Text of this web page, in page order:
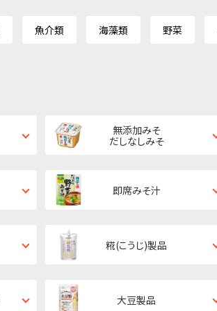
魚介類 海藻類 野菜
無添加みそ
だしなしみそ
即席みそ汁
糀(こうじ)製品
大豆製品